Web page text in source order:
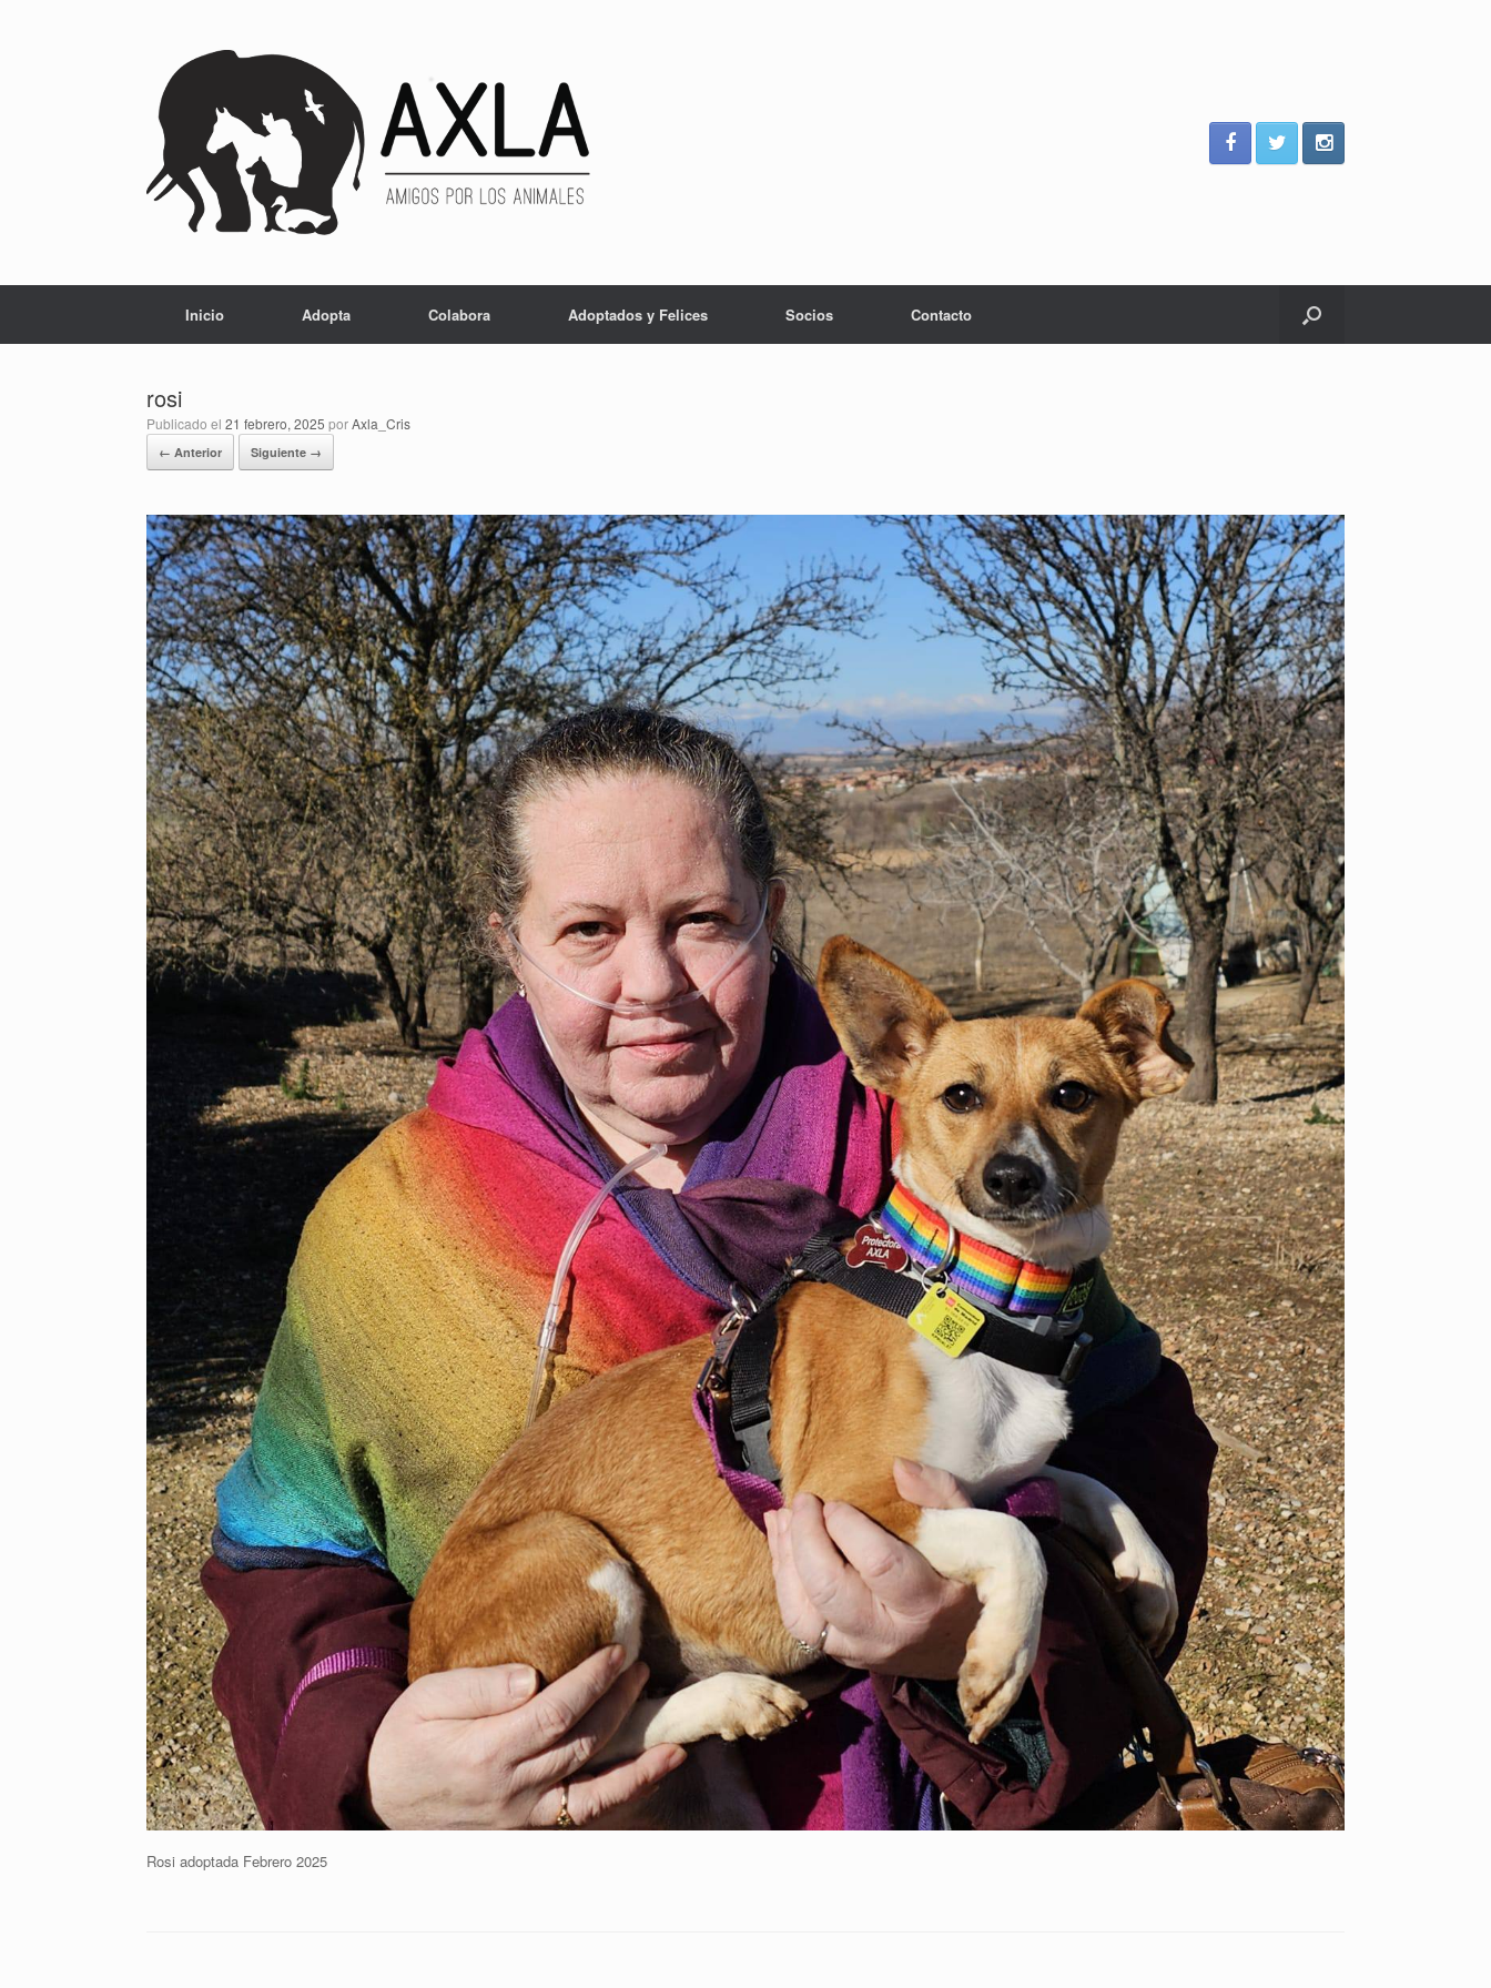
Inicio Adopta Colabora Adoptados y Felices Socios Contacto
rosi
Publicado el 21 febrero, 2025 porAxla_Cris
← Anterior Siguiente →
Rosi adoptada Febrero 2025